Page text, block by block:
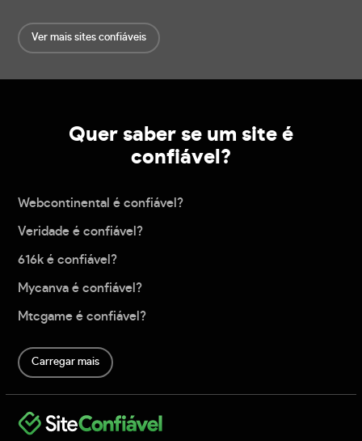
Ver mais sites confiáveis
Quer saber se um site é
confiável?
Webcontinental é confiável?
Veridade é confiável?
616k é confiável?
Mycanva é confiável?
Mtcgame é confiável?
Carregar mais